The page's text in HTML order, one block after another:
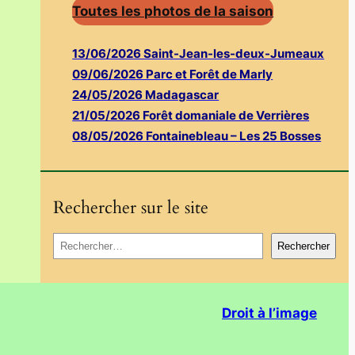
Toutes les photos de la saison
13/06/2026 Saint-Jean-les-deux-Jumeaux
09/06/2026 Parc et Forêt de Marly
24/05/2026 Madagascar
21/05/2026 Forêt domaniale de Verrières
08/05/2026 Fontainebleau – Les 25 Bosses
Rechercher sur le site
R
e
c
Rechercher
Droit à l’image